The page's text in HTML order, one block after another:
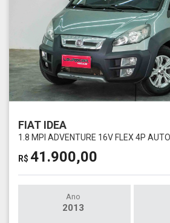
FIAT IDEA
1.8 MPI ADVENTURE 16V FLEX 4P
R$ 41.900,00
Ano
2013